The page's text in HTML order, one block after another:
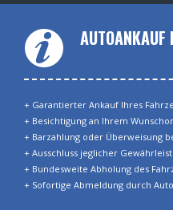
+ Garantierter Ankauf Ihres
+ Besichtigung an Ihrem
+ Barzahlung oder Überweisung
+ Ausschluss jeglicher
+ Bundesweite Abholung des
+ Sofortige Abmeldung durch